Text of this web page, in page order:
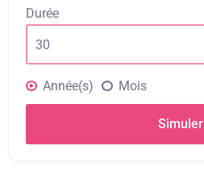
Durée
Année(s) Mois
Simuler